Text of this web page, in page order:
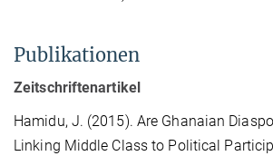
Publikationen
Zeitschriftenartikel
Hamidu, J. (2015). Are Ghanaian
Linking Middle Class to Political